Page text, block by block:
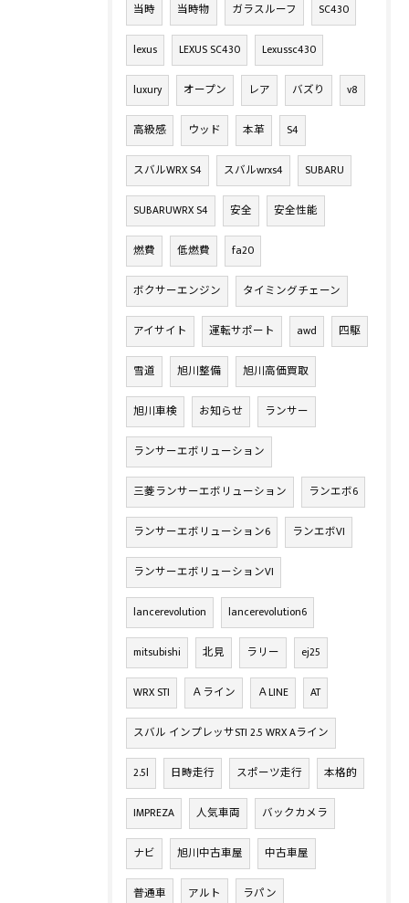
当時 当時物 ガラスルーフ SC430
lexus LEXUS SC430 Lexussc430
luxury オープン レア バズり v8
高級感 ウッド 本革 S4
スバルWRX S4 スバルwrxs4 SUBARU
SUBARUWRX S4 安全 安全性能
燃費 低燃費 fa20
ボクサーエンジン タイミングチェーン
アイサイト 運転サポート awd 四駆
雪道 旭川整備 旭川高価買取
旭川車検 お知らせ ランサー
ランサーエボリューション
三菱ランサーエボリューション ランエボ6
ランサーエボリューション6 ランエボVI
ランサーエボリューションVI
lancerevolution lancerevolution6
mitsubishi 北見 ラリー ej25
WRX STI Ａライン ＡLINE AT
スバル インプレッサSTI 2.5 WRX Aライン
2.5l 日時走行 スポーツ走行 本格的
IMPREZA 人気車両 バックカメラ
ナビ 旭川中古車屋 中古車屋
普通車 アルト ラパン